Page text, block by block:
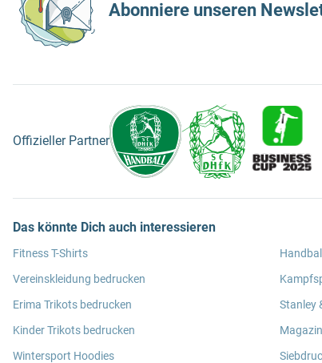
Abonniere unseren
Offizieller Partner
Das könnte Dich auch interessieren
Fitness T-Shirts
Vereinskleidung bedrucken
Erima Trikots bedrucken
Kinder Trikots bedrucken
Wintersport Hoodies
Stanley
Magazin